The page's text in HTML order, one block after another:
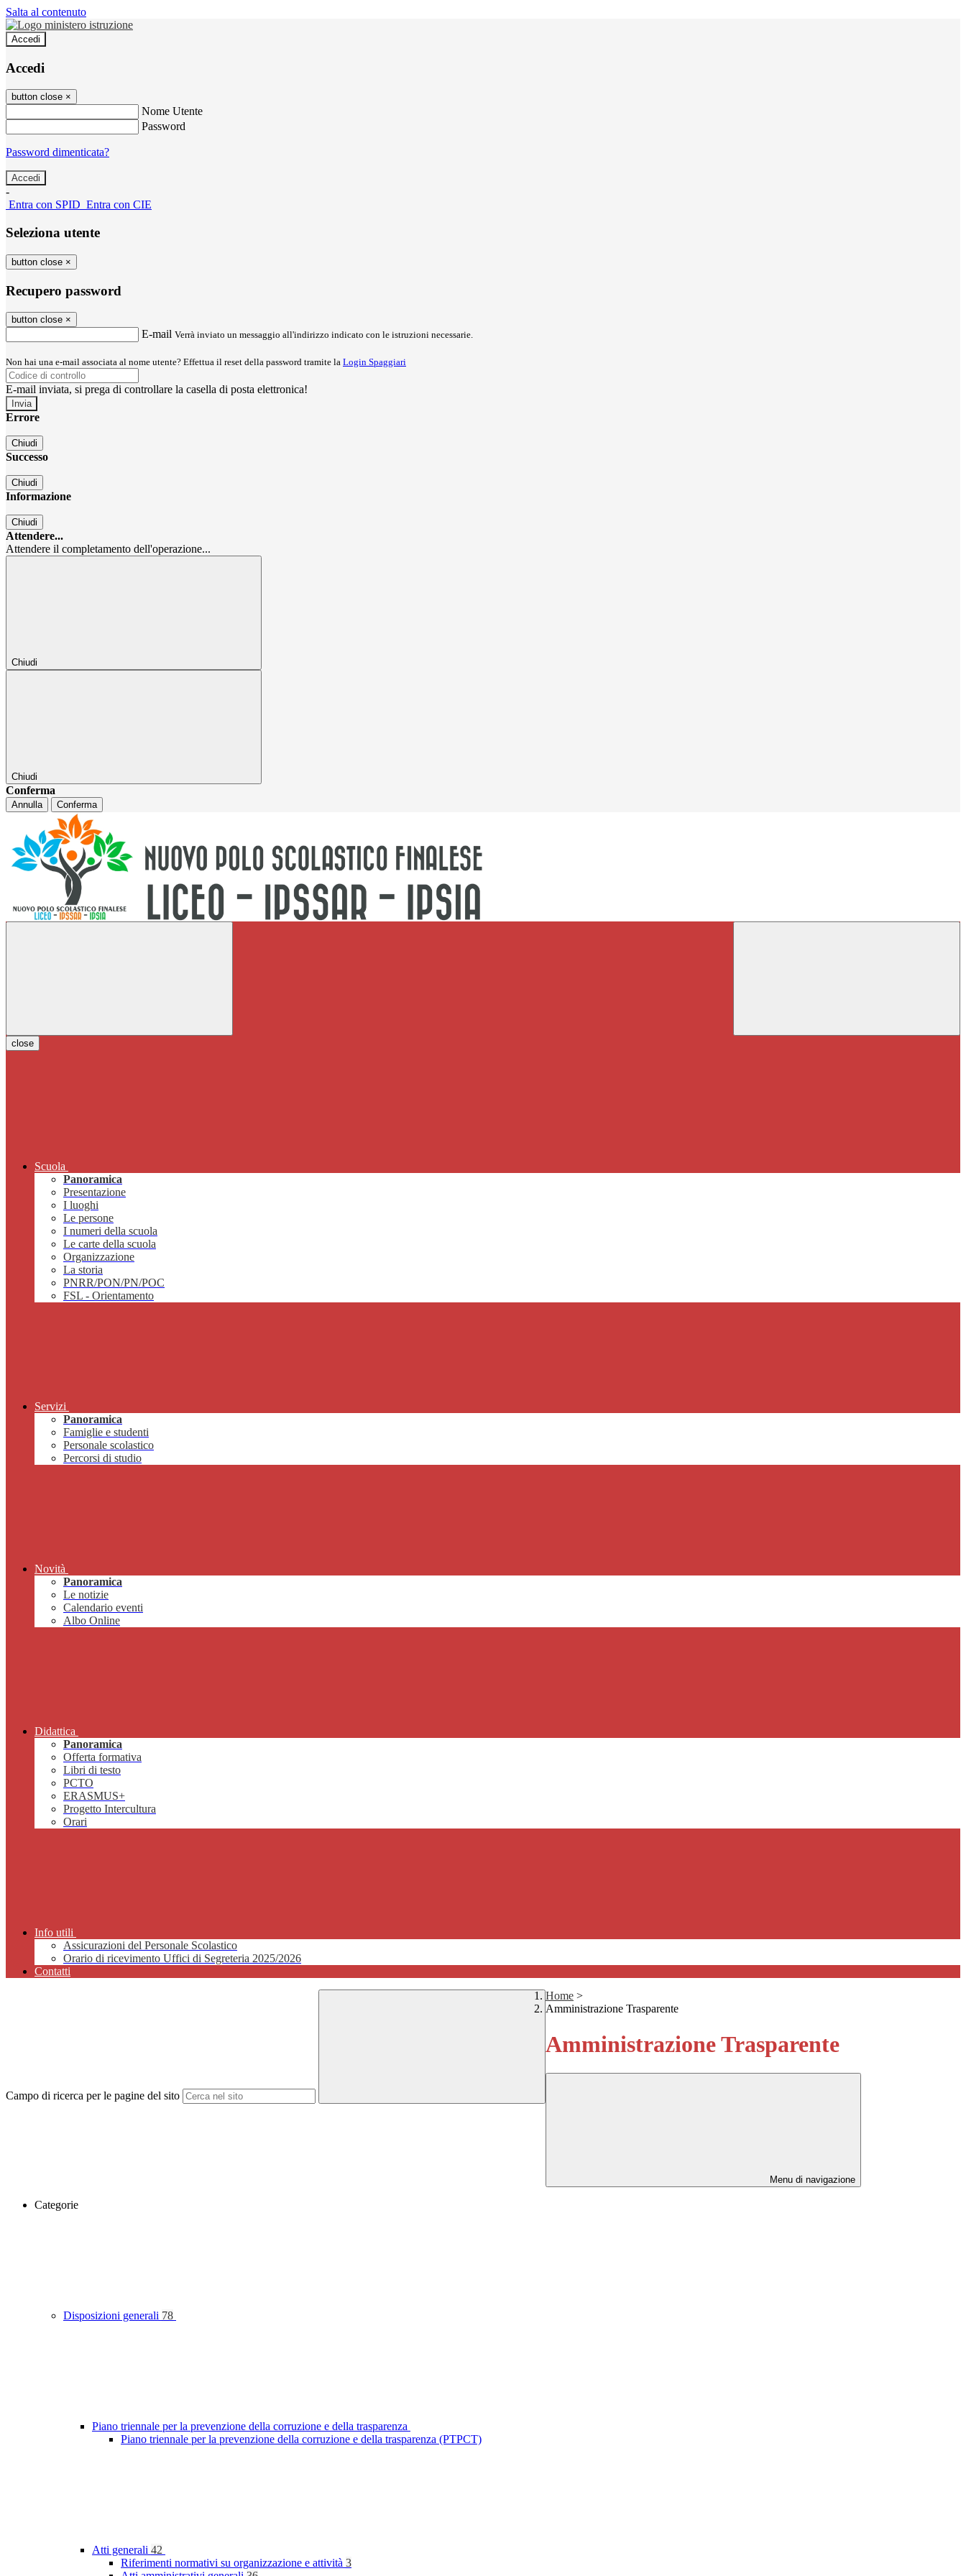
Salta al contenuto
Accedi
Accedi
button close ×
Nome Utente
Password
Password dimenticata?
-
Entra con SPID Entra con CIE
Seleziona utente
button close ×
Recupero password
button close ×
E-mail Verrà inviato un messaggio all'indirizzo indicato con le istruzioni necessarie.
Non hai una e-mail associata al nome utente? Effettua il reset della password tramite la Login Spaggiari
E-mail inviata, si prega di controllare la casella di posta elettronica!
Errore
Chiudi
Successo
Chiudi
Informazione
Chiudi
Attendere...
Attendere il completamento dell'operazione...
Chiudi
Chiudi
Conferma
Annulla Conferma
close
Scuola
Panoramica
Presentazione
I luoghi
Le persone
I numeri della scuola
Le carte della scuola
Organizzazione
La storia
PNRR/PON/PN/POC
FSL - Orientamento
Servizi
Panoramica
Famiglie e studenti
Personale scolastico
Percorsi di studio
Novità
Panoramica
Le notizie
Calendario eventi
Albo Online
Didattica
Panoramica
Offerta formativa
Libri di testo
PCTO
ERASMUS+
Progetto Intercultura
Orari
Info utili
Assicurazioni del Personale Scolastico
Orario di ricevimento Uffici di Segreteria 2025/2026
Contatti
Campo di ricerca per le pagine del sito
Home >
Amministrazione Trasparente
Amministrazione Trasparente
Menu di navigazione
Categorie
Disposizioni generali 78
Piano triennale per la prevenzione della corruzione e della trasparenza
Piano triennale per la prevenzione della corruzione e della trasparenza (PTPCT)
Atti generali 42
Riferimenti normativi su organizzazione e attività 3